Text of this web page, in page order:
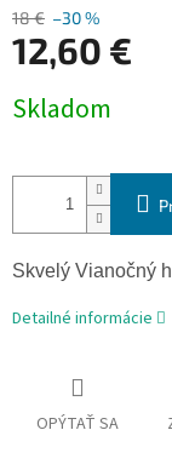
18 € –30 %
12,60 €
cena:
Skladom
Skvelý Vianočný
Detailné informácie
OPÝTAŤ SA